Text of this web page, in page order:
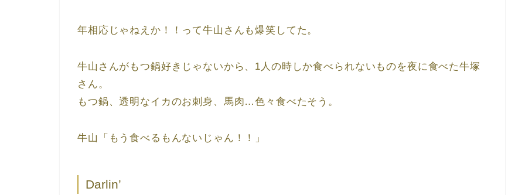
年相応じゃねえか！！って牛山さんも爆笑してた。
牛山さんがもつ鍋好きじゃないから、1人の時しか食べられないものを夜に食べた牛塚
さん。
もつ鍋、透明なイカのお刺身、馬肉…色々食べたそう。
牛山「もう食べるもんないじゃん！！」
Darlin’